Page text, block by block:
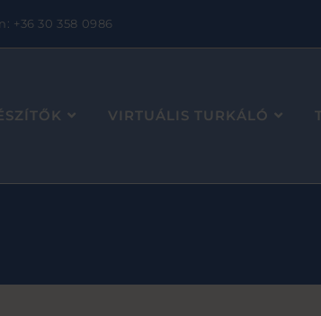
+36 30 358 0986
VIRTUÁLIS TURKÁLÓ